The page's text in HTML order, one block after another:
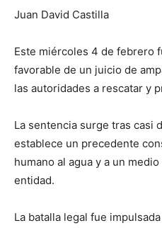
Juan David Castilla
Este miércoles 4 de febrero
favorable de un juicio de
las autoridades a rescatar y
La sentencia surge tras casi
establece un precedente
humano al agua y a un
entidad.
La batalla legal fue